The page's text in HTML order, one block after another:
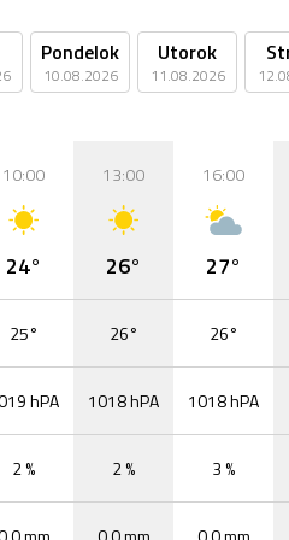
Pondelok
10.08.2026
Utorok
11.08.2026
10:00
24°
25°
hPA
2 %
13:00
26°
26°
1018 hPA
2 %
16:00
27°
26°
1018 hPA
3 %